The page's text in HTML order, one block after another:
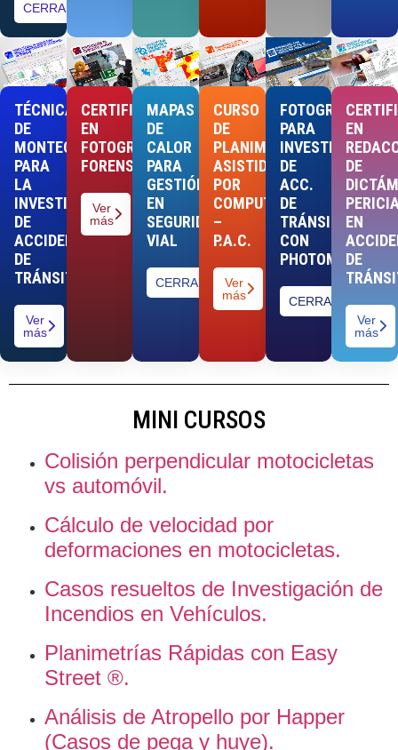
CERRADO
TÉCNICA
DE
MONTECARLO
PARA
LA
INVESTIGACIÓN
DE
ACCIDENTES
DE
TRÁNSITO
Ver
más
CERTIFICACIÓN
EN
FOTOGRAFÍA
FORENSE
Ver
más
MAPAS
DE
CALOR
PARA
GESTIÓN
EN
SEGURIDAD
VIAL
CERRADO
CURSO
DE
PLANIMETRÍA
ASISTIDA
POR
COMPUTADORA
–
P.A.C.
Ver
más
FOTOGRAMETRÍA
PARA
INVESTIGACIÓN
DE
ACC.
DE
TRÁNSITO
CON
PHOTOMODELER
CERRADO
EN
DE
EN
DE
Ver
más
MINI CURSOS
Colisión perpendicular motocicletas
vs automóvil.
Cálculo de velocidad por
deformaciones en motocicletas.
Casos resueltos de Investigación de
Incendios en Vehículos.
Planimetrías Rápidas con Easy
Street ®.
Análisis de Atropello por Happer
(Casos de pega y huye).